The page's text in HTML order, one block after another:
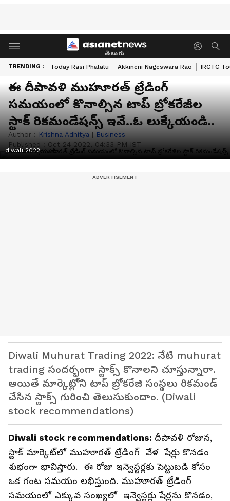
తెలుగు
TRENDING : Today Rasi Phalalu Akkineni Nageswara Rao IRCTC
ఈ దీపావళి ముహూరత్ ట్రేడింగ్
సమయంలో కొనాల్సిన టాప్ బ్రోకరేజీల
స్టాక్ రికమండేషన్స్ ఇవే..ఓ లుక్కేయండి..
Author : Krishna Adhitya | Business
Published : Oct 24 2022, 04:33 PM IST
diwali 2022
Diwali Muhurat Trading 2022: నేటి muhurat
trading సందర్భంగా స్టాక్స్ కొనాలని చూస్తున్నారా.
అయితే మార్కెట్లోని టాప్ బ్రోకరేజి సంస్థలు రికమండ్
చేసిన స్టాక్స్ గురించి తెలుసుకుందాం. (Diwali
stock recommendations)
Diwali stock recommendations: దీపావళి రోజున,
స్టాక్ మార్కెట్‌లో ముహూరత్ ట్రేడింగ్ వేళ షేర్లు కొనడం
శుభంగా భావిస్తారు. ఈ రోజు ఇన్వెస్టర్లకు పెట్టుబడి కోసం
ఒక గంట సమయం లభిస్తుంది. ముహూరత్ ట్రేడింగ్
సమయంలో ఎక్కువ సంఖ్యలో ఇన్వెస్టర్లు షేర్లను కొనడం,